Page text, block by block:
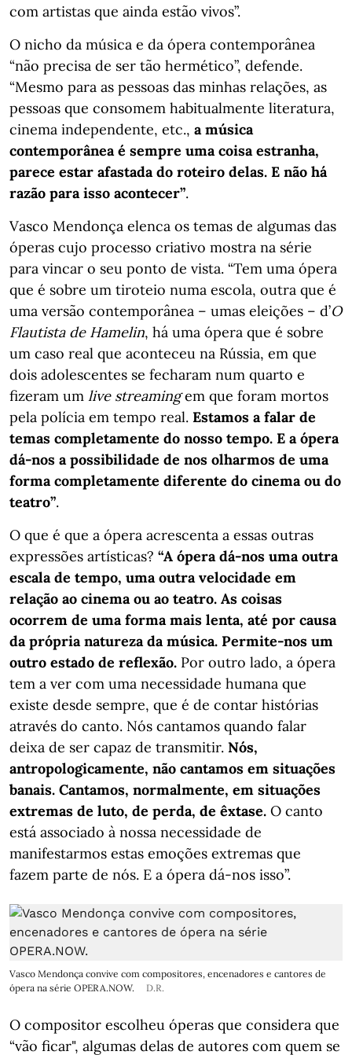
com artistas que ainda estão vivos”.
O nicho da música e da ópera contemporânea
“não precisa de ser tão hermético”, defende.
“Mesmo para as pessoas das minhas relações, as
pessoas que consomem habitualmente literatura,
cinema independente, etc., a música
contemporânea é sempre uma coisa estranha,
parece estar afastada do roteiro delas. E não há
razão para isso acontecer”.
Vasco Mendonça elenca os temas de algumas das
óperas cujo processo criativo mostra na série
para vincar o seu ponto de vista. “Tem uma ópera
que é sobre um tiroteio numa escola, outra que é
uma versão contemporânea – umas eleições – d’O
Flautista de Hamelin, há uma ópera que é sobre
um caso real que aconteceu na Rússia, em que
dois adolescentes se fecharam num quarto e
fizeram um live streamingem que foram mortos
pela polícia em tempo real. Estamos a falar de
temas completamente do nosso tempo. E a ópera
dá-nos a possibilidade de nos olharmos de uma
forma completamente diferente do cinema ou do
teatro”.
O que é que a ópera acrescenta a essas outras
expressões artísticas? “A ópera dá-nos uma outra
escala de tempo, uma outra velocidade em
relação ao cinema ou ao teatro. As coisas
ocorrem de uma forma mais lenta, até por causa
da própria natureza da música. Permite-nos um
outro estado de reflexão. Por outro lado, a ópera
tem a ver com uma necessidade humana que
existe desde sempre, que é de contar histórias
através do canto. Nós cantamos quando falar
deixa de ser capaz de transmitir. Nós,
antropologicamente, não cantamos em situações
banais. Cantamos, normalmente, em situações
extremas de luto, de perda, de êxtase. O canto
está associado à nossa necessidade de
manifestarmos estas emoções extremas que
fazem parte de nós. E a ópera dá-nos isso”.
Vasco Mendonça convive com compositores, encenadores e cantores de
ópera na série OPERA.NOW.
D.R.
O compositor escolheu óperas que considera que
“vão ficar", algumas delas de autores com quem se